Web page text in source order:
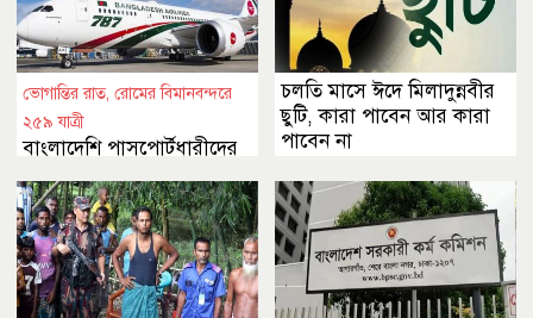
ভোগান্তির রাত, রোমের বিমানবন্দরে
২৫৯ যাত্রী
বাংলাদেশি পাসপোর্টধারীদের
চলতি মাসে ঈদে মিলাদুন্নবীর
ছুটি, কারা পাবেন আর কারা
পাবেন না